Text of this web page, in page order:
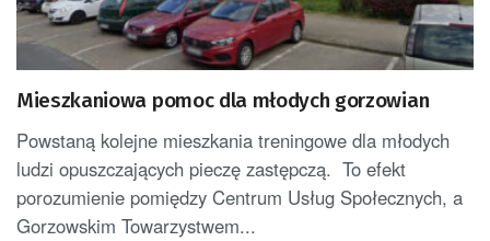
Mieszkaniowa pomoc dla młodych gorzowian
Powstaną kolejne mieszkania treningowe dla młodych
ludzi opuszczających pieczę zastępczą. To efekt
porozumienie pomiędzy Centrum Usług Społecznych, a
Gorzowskim Towarzystwem...